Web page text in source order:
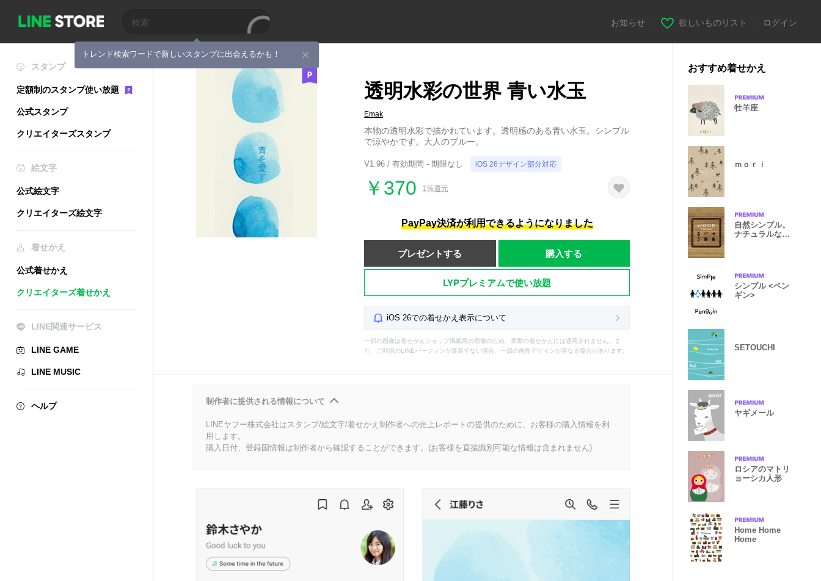
トレンド検索ワードで新しいスタンプに出会えるかも！
お知らせ 欲しいものリスト ログイン
スタンプ
定額制のスタンプ使い放題
公式スタンプ
クリエイターズスタンプ
絵文字
公式絵文字
クリエイターズ絵文字
着せかえ
公式着せかえ
クリエイターズ着せかえ
LINE関連サービス
LINE GAME
LINE MUSIC
ヘルプ
透明水彩の世界 青い水玉
Emak
本物の透明水彩で描かれています。透明感のある青い水玉。シンプル
で涼やかです。大人のブルー。
V1.96 / 有効期間 - 期限なし iOS 26デザイン部分対応
￥370 1%還元
PayPay決済が利用できるようになりました
プレゼントする 購入する
LYPプレミアムで使い放題
iOS 26での着せかえ表示について
一部の画像は着せかえショップ掲載用の画像のため、実際の着せかえには適用されません。ま
た、ご利用のLINEバージョンが最新でない場合、一部の画面デザインが異なる場合があります。
制作者に提供される情報について
LINEヤフー株式会社はスタンプ/絵文字/着せかえ制作者への売上レポートの提供のために、お客様の購入情報を利
用します。
購入日付、登録国情報は制作者から確認することができます。(お客様を直接識別可能な情報は含まれません)
おすすめ着せかえ
牡羊座
ｍｏｒｉ
自然シンプル。
ナチュラルな木
シンプル <ペン
ギン>
SETOUCHI
ヤギメール
ロシアのマトリ
ョーシカ人形
Home Home
Home